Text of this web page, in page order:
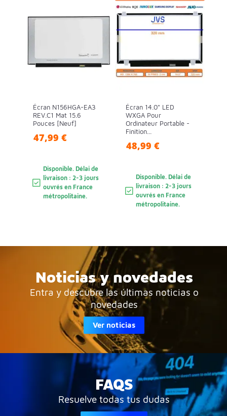
Écran N156HGA-EA3
REV.C1 Mat 15.6
Pouces [Neuf]
47,99 €
Disponible. Délai de
livraison : 2-3 jours
ouvrés en France
métropolitaine.
Écran 14.0" LED
WXGA Pour
Ordinateur Portable -
Finition...
48,99 €
Disponible. Délai de
livraison : 2-3 jours
ouvrés en France
métropolitaine.
Noticias y novedades
Entra y descubre las últimas noticias o
novedades
Ver noticias
FAQS
Resuelve todas tus dudas